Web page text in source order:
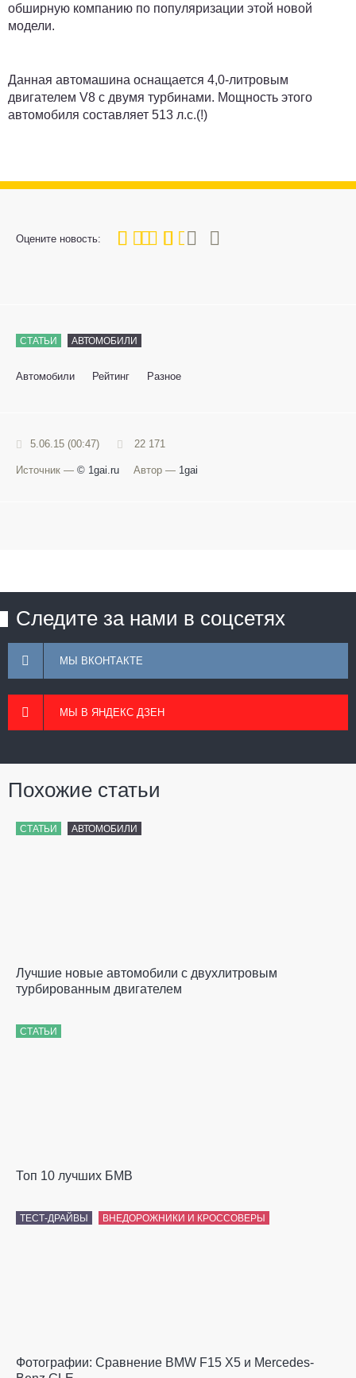
обширную компанию по популяризации этой новой
модели.
Данная автомашина оснащается 4,0-литровым
двигателем V8 с двумя турбинами. Мощность этого
автомобиля составляет 513 л.с.(!)
Оцените новость:
60
1 3 4 5
СТАТЬИ АВТОМОБИЛИ
Автомобили Рейтинг Разное
5.06.15 (00:47) 22 171
Источник — © 1gai.ru Автор — 1gai
Следите за нами в соцсетях
МЫ ВКОНТАКТЕ
МЫ В ЯНДЕКС ДЗЕН
Похожие статьи
СТАТЬИ АВТОМОБИЛИ
Лучшие новые автомобили с двухлитровым
турбированным двигателем
СТАТЬИ
Топ 10 лучших БМВ
ТЕСТ-ДРАЙВЫ ВНЕДОРОЖНИКИ И КРОССОВЕРЫ
Фотографии: Сравнение BMW F15 X5 и Mercedes-